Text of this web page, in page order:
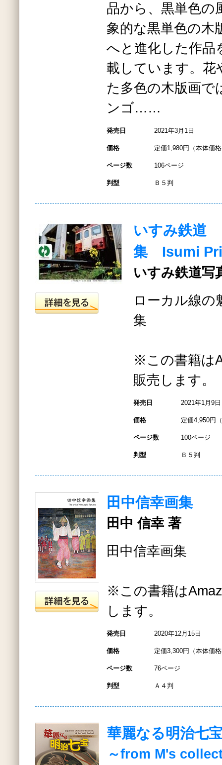
品から、黒単色の
象的な黒単色の木
へと進化した作品
載しています。花
た多色の木版画で
ンゴ……
発売日 2021年3月1日
価格 定価1,980円（本体価
ページ数 106ページ
判型 Ｂ５判
いすみ鉄道
集 Isumi
いすみ鉄道写
ローカル線の
集
※この書籍は
販売します。
発売日 2021年1月9日
価格 定価4,950円
ページ数 100ページ
判型 Ｂ５判
田中信幸画集
田中 信幸 著
田中信幸画集
※この書籍は
します。
発売日 2020年12月15日
価格 定価3,300円（本体価
ページ数 76ページ
判型 Ａ４判
華麗なる明治七
～from M's